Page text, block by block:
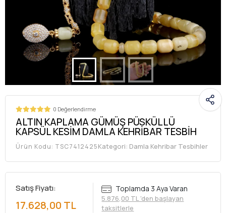
0 Değerlendirme
ALTIN KAPLAMA GÜMÜŞ PÜSKÜLLÜ
KAPSÜL KESİM DAMLA KEHRİBAR TESBİH
Ürün Kodu: TSC7412425Kategori: Damla Kehribar Tesbihler
Satış Fiyatı:
17.628,00 TL
Toplamda 3 Aya Varan
5.876,00 TL 'den başlayan
taksitlerle